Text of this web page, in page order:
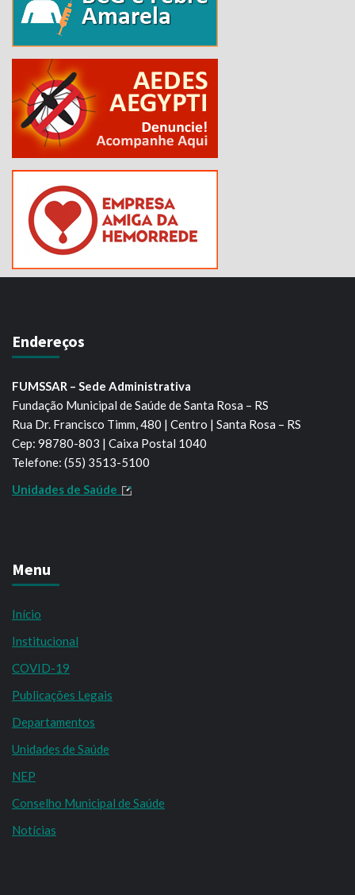
Endereços
FUMSSAR – Sede Administrativa
Fundação Municipal de Saúde de Santa Rosa – RS
Rua Dr. Francisco Timm, 480 | Centro | Santa Rosa – RS
Cep: 98780-803 | Caixa Postal 1040
Telefone: (55) 3513-5100
Unidades de Saúde
Menu
Início
Institucional
COVID-19
Publicações Legais
Departamentos
Unidades de Saúde
NEP
Conselho Municipal de Saúde
Notícias